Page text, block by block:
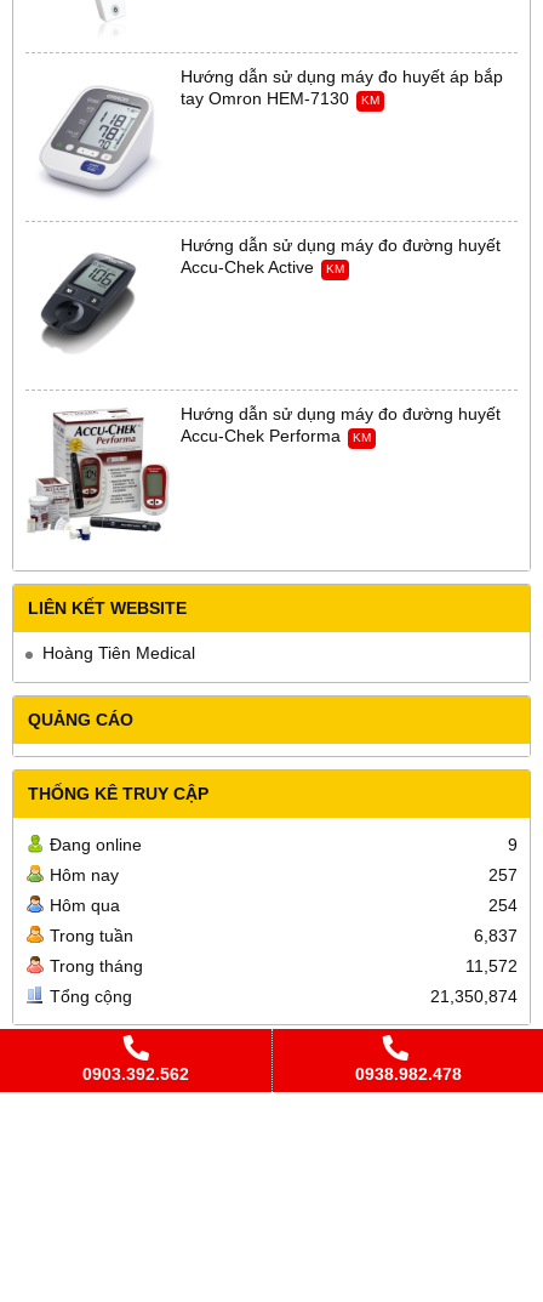
Hướng dẫn sử dụng máy đo huyết áp bắp
tay Omron HEM-7130
KM
Hướng dẫn sử dụng máy đo đường huyết
Accu-Chek Active
KM
Hướng dẫn sử dụng máy đo đường huyết
Accu-Chek Performa
KM
LIÊN KẾT WEBSITE
Hoàng Tiên Medical
QUẢNG CÁO
THỐNG KÊ TRUY CẬP
Đang online
9
Hôm nay
257
Hôm qua
254
Trong tuần
6,837
Trong tháng
11,572
Tổng cộng
21,350,874
Cửa Hàng DCYK Hoàng Tiên
Địa chỉ: 106B Phạm Viết Chánh, Phường Nguyễn Cư Trinh, Quận
0903.392.562 0938.982.478